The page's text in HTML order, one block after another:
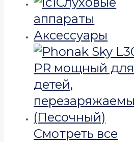
аппараты
Аксессуары
Смотреть все